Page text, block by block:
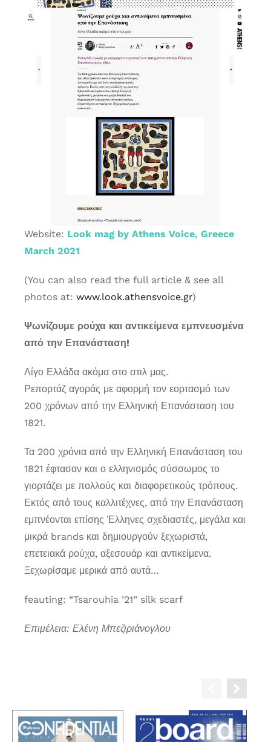
Website: Look mag by Athens Voice, Greece
March 2021
(You can also read the full article & see all
photos at: www.look.athensvoice.gr)
Ψωνίζουμε ρούχα και αντικείμενα εμπνευσμένα
από την Επανάσταση!
Λίγο Ελλάδα ακόμα στο στιλ μας.
Ρεπορτάζ αγοράς με αφορμή τον εορτασμό των
200 χρόνων από την Ελληνική Επανάσταση του
1821.
Τα 200 χρόνια από την Ελληνική Επανάσταση του
1821 έφτασαν και ο ελληνισμός σύσσωμος το
γιορτάζει με πολλούς και διαφορετικούς τρόπους.
Εκτός από τους καλλιτέχνες, από την Επανάσταση
εμπνέονται επίσης Έλληνες σχεδιαστές, μεγάλα και
μικρά brands και δημιουργούν ξεχωριστά,
επετειακά ρούχα, αξεσουάρ και αντικείμενα.
Ξεχωρίσαμε μερικά από αυτά…
feauting: “Tsarouhia ’21” silk scarf
Επιμέλεια: Ελένη Μπεζιριάνογλου